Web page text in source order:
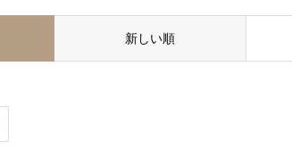
新しい順